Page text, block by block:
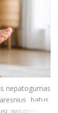
nepatogumas
batus,